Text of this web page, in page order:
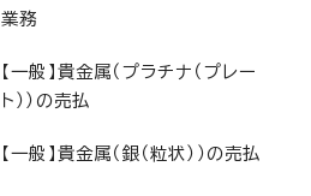
業務
【一般】貴金属（プラチナ（プレー
ト））の売払
【一般】貴金属（銀（粒状））の売払